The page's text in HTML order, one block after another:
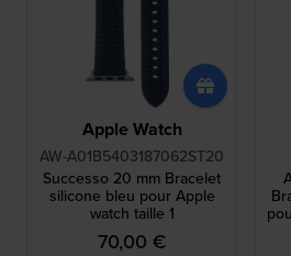
Apple Watch
AW-A01B5403187062ST20
Successo 20 mm Bracelet
silicone bleu pour Apple
watch taille 1
70,00 €